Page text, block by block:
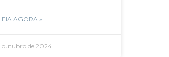
AGORA »
outubro de 2024